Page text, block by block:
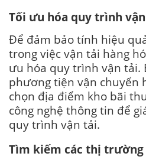
Tối ưu hóa quy trình
Để đảm bảo tính hiệu
trong việc vận tải hàng
ưu hóa quy trình vận tải.
phương tiện vận chuyển
chọn địa điểm kho bãi
công nghệ thông tin để
quy trình vận tải.
Tìm kiếm các thị